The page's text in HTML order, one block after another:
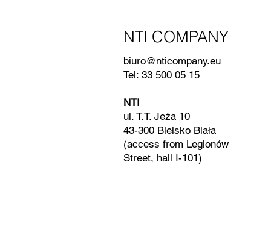
NTI COMPANY
biuro@nticompany.eu
Tel: 33 500 05 15
NTI
ul. T.T. Jeża 10
43-300 Bielsko Biała
(access from Legionów
Street, hall I-101)